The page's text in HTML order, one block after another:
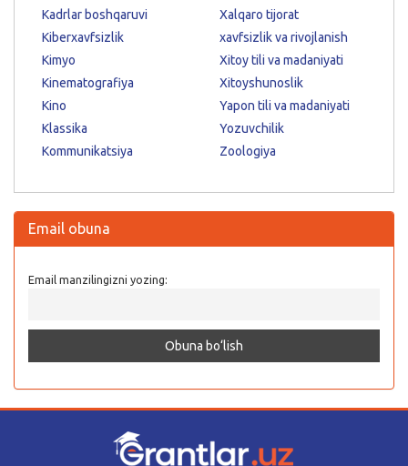
Kadrlar boshqaruvi
Kiberxavfsizlik
Kimyo
Kinematografiya
Kino
Klassika
Kommunikatsiya
Xalqaro tijorat
xavfsizlik va rivojlanish
Xitoy tili va madaniyati
Xitoyshunoslik
Yapon tili va madaniyati
Yozuvchilik
Zoologiya
Email obuna
Email manzilingizni yozing: